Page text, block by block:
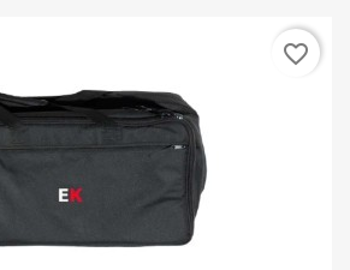
favorite_border